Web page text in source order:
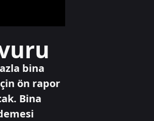
trafikte
saldırı
"Hedef
bina
ön rapor
Bina